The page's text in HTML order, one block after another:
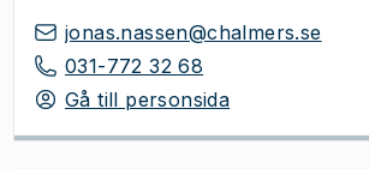
jonas.nassen@chalmers.se
031-772 32 68
Gå till personsida